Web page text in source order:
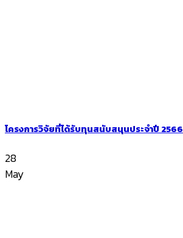
โครงการวิจัยที่ได้รับทุนสนับสนุนประจำปี 2566
28
May